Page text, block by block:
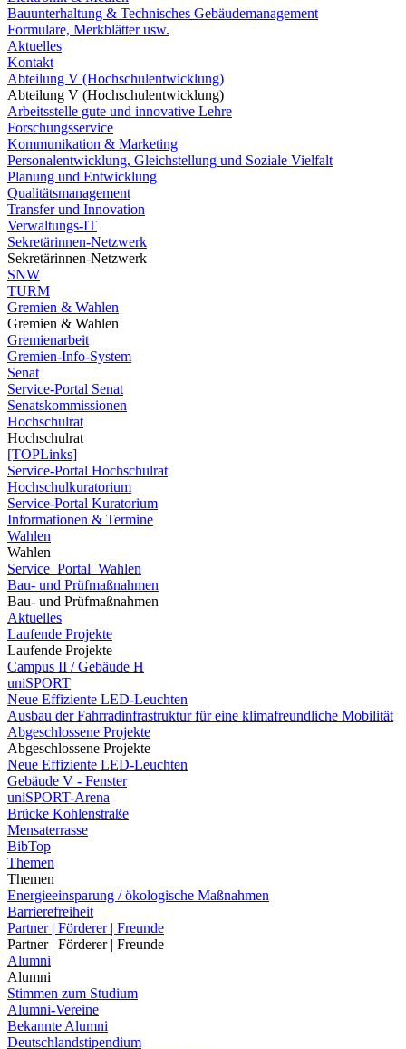
Bauunterhaltung & Technisches Gebäudemanagement
Formulare, Merkblätter usw.
Aktuelles
Kontakt
Abteilung V (Hochschulentwicklung)
Abteilung V (Hochschulentwicklung)
Arbeitsstelle gute und innovative Lehre
Forschungsservice
Kommunikation & Marketing
Personalentwicklung, Gleichstellung und Soziale Vielfalt
Planung und Entwicklung
Qualitätsmanagement
Transfer und Innovation
Verwaltungs-IT
Sekretärinnen-Netzwerk
Sekretärinnen-Netzwerk
SNW
TURM
Gremien & Wahlen
Gremien & Wahlen
Gremienarbeit
Gremien-Info-System
Senat
Service-Portal Senat
Senatskommissionen
Hochschulrat
Hochschulrat
[TOPLinks]
Service-Portal Hochschulrat
Hochschulkuratorium
Service-Portal Kuratorium
Informationen & Termine
Wahlen
Wahlen
Service_Portal_Wahlen
Bau- und Prüfmaßnahmen
Bau- und Prüfmaßnahmen
Aktuelles
Laufende Projekte
Laufende Projekte
Campus II / Gebäude H
uniSPORT
Neue Effiziente LED-Leuchten
Ausbau der Fahrradinfrastruktur für eine klimafreundliche Mobilität
Abgeschlossene Projekte
Abgeschlossene Projekte
Neue Effiziente LED-Leuchten
Gebäude V - Fenster
uniSPORT-Arena
Brücke Kohlenstraße
Mensaterrasse
BibTop
Themen
Themen
Energieeinsparung / ökologische Maßnahmen
Barrierefreiheit
Partner | Förderer | Freunde
Partner | Förderer | Freunde
Alumni
Alumni
Stimmen zum Studium
Alumni-Vereine
Bekannte Alumni
Deutschlandstipendium